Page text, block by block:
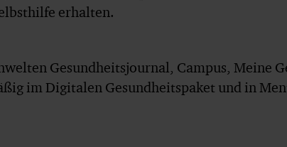
erhalten.
Gesundheitsjournal, Campus, Meine
im Digitalen Gesundheitspaket und in